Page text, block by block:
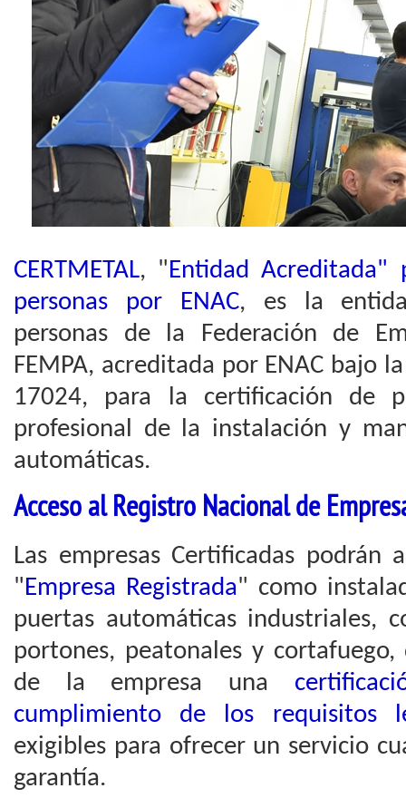
CERTMETAL, "Entidad Acreditada"
personas por ENAC, es la
personas de la Federación de
FEMPA, acreditada por ENAC bajo
17024, para la certificación de
profesional de la instalación y
automáticas.
Acceso al Registro Nacional de
Las empresas Certificadas podrán
"Empresa Registrada" como
puertas automáticas industriales,
portones, peatonales y
de la empresa una
cumplimiento de los requisitos
exigibles para ofrecer un servicio
garantía.